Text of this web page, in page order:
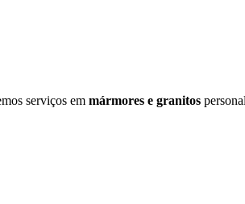
serviços em mármores e granitos